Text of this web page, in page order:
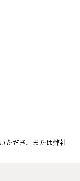
ただき、または弊社